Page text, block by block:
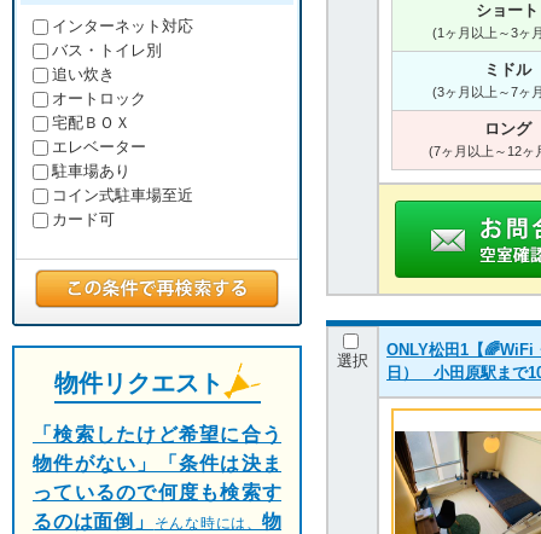
ショート
(1ヶ月以上～3ヶ
ミドル
(3ヶ月以上～7ヶ
ロング
(7ヶ月以上～12ヶ
選択
ONLY松田1【
日） 小田原駅まで
インターネット対応
バス・トイレ別
追い炊き
オートロック
宅配ＢＯＸ
エレベーター
駐車場あり
コイン式駐車場至近
カード可
物件リクエスト
「検索したけど希望に合う
物件がない」「条件は決ま
っているので何度も検索す
るのは面倒」
そんな時には、物